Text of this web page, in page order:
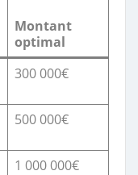
Montant
optimal
300 000€
500 000€
1 000 000€